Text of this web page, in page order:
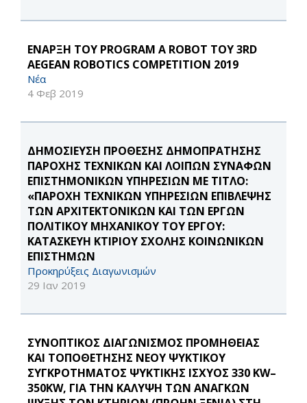
ΕΝΑΡΞΗ ΤΟΥ PROGRAM A ROBOT ΤΟΥ 3RD
AEGEAN ROBOTICS COMPETITION 2019
Νέα
4 Φεβ 2019
ΔΗΜΟΣΙΕΥΣΗ ΠΡΟΘΕΣΗΣ ΔΗΜΟΠΡΑΤΗΣΗΣ
ΠΑΡΟΧΗΣ ΤΕΧΝΙΚΩΝ ΚΑΙ ΛΟΙΠΩΝ ΣΥΝΑΦΩΝ
ΕΠΙΣΤΗΜΟΝΙΚΩΝ ΥΠΗΡΕΣΙΩΝ ΜΕ ΤΙΤΛΟ:
«ΠΑΡΟΧΗ ΤΕΧΝΙΚΩΝ ΥΠΗΡΕΣΙΩΝ ΕΠΙΒΛΕΨΗΣ
ΤΩΝ ΑΡΧΙΤΕΚΤΟΝΙΚΩΝ ΚΑΙ ΤΩΝ ΕΡΓΩΝ
ΠΟΛΙΤΙΚΟΥ ΜΗΧΑΝΙΚΟΥ ΤΟΥ ΕΡΓΟΥ:
ΚΑΤΑΣΚΕΥΗ ΚΤΙΡΙΟΥ ΣΧΟΛΗΣ ΚΟΙΝΩΝΙΚΩΝ
ΕΠΙΣΤΗΜΩΝ
Προκηρύξεις Διαγωνισμών
29 Ιαν 2019
ΣΥΝΟΠΤΙΚΟΣ ΔΙΑΓΩΝΙΣΜΟΣ ΠΡΟΜΗΘΕΙΑΣ
ΚΑΙ ΤΟΠΟΘΕΤΗΣΗΣ ΝΕΟΥ ΨΥΚΤΙΚΟΥ
ΣΥΓΚΡΟΤΗΜΑΤΟΣ ΨΥΚΤΙΚΗΣ ΙΣΧΥΟΣ 330 KW–
350KW, ΓΙΑ ΤΗΝ ΚΑΛΥΨΗ ΤΩΝ ΑΝΑΓΚΩΝ